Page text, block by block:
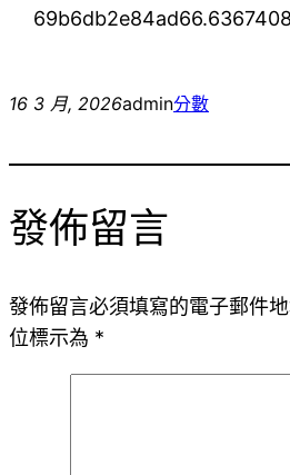
16 3 月, 2026admin分數
發佈留言
發佈留言必須填寫的電子郵件
位標示為 *